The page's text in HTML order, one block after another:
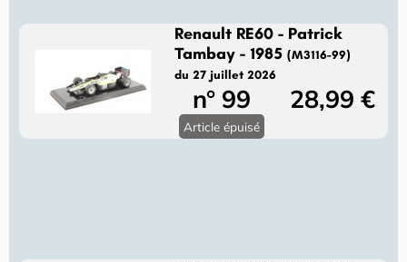
Renault RE60 - Patrick
Tambay - 1985(M3116-99)
du 27 juillet 2026
n° 99 28,99 €
Article épuisé